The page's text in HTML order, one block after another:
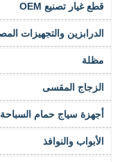
قطع غيار تصنيع OEM
مظلة
الزجاج المقسى
أجهزة سياج حمام السباحة
الأبواب والنوافذ